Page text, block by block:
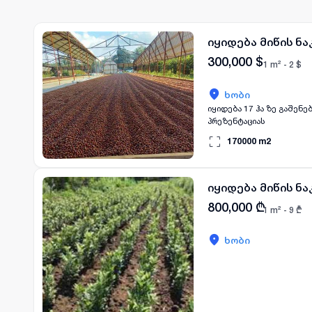
დაგვიკავშირდით. 557
იყიდება მიწის
300,000 $1 m² - 2 $
ხობი
იყიდება 17 ჰა ზე გაშენებული მოქმედი ბიზნესი ხობში, თხილის ბაღი, დაინტერესების
პრეზენტაციას
170000 m2
იყიდება მიწის
800,000 ₾1 m² - 9 ₾
ხობი